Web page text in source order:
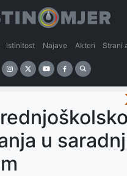
Istinitost Najave Akteri Strani
u